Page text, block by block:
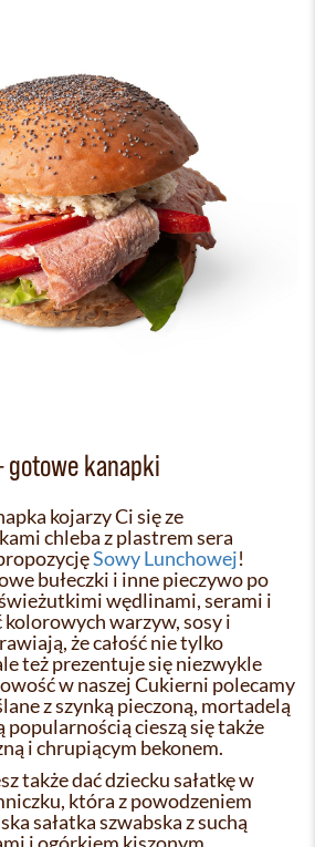
gotowe kanapki
kojarzy Ci się ze
chleba z plastrem sera
Sowy Lunchowej!
bułeczki i inne pieczywo po
wędlinami, serami i
warzyw, sosy i
że całość nie tylko
też prezentuje się niezwykle
w naszej Cukierni polecamy
z szynką pieczoną, mortadelą
popularnością cieszą się także
i chrupiącym bekonem.
także dać dziecku sałatkę w
która z powodzeniem
sałatka szwabska z suchą